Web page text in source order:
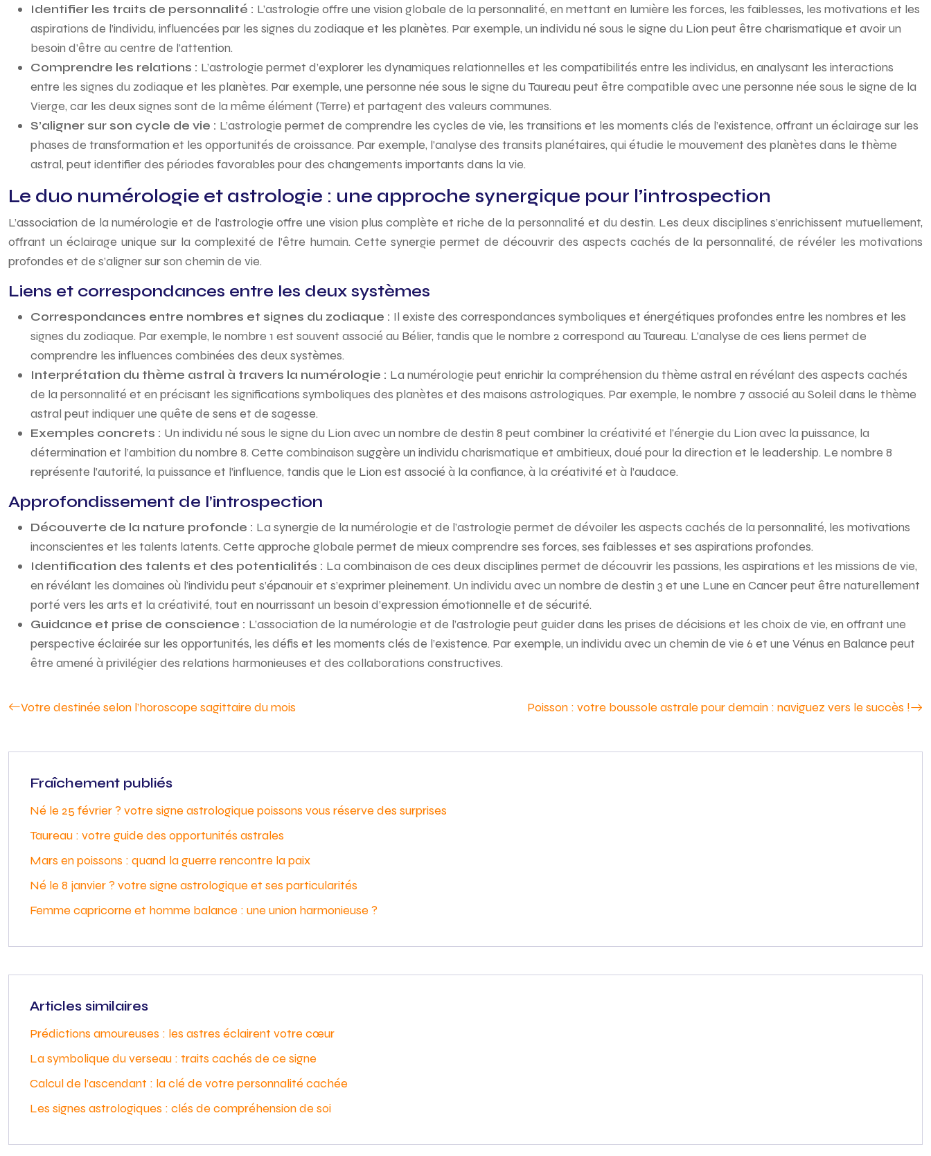
Identifier les traits de personnalité : L’astrologie offre une vision globale de la personnalité, en mettant en lumière les forces, les faiblesses, les motivations et les
aspirations de l’individu, influencées par les signes du zodiaque et les planètes. Par exemple, un individu né sous le signe du Lion peut être charismatique et avoir un
besoin d’être au centre de l’attention.
Comprendre les relations : L’astrologie permet d’explorer les dynamiques relationnelles et les compatibilités entre les individus, en analysant les interactions
entre les signes du zodiaque et les planètes. Par exemple, une personne née sous le signe du Taureau peut être compatible avec une personne née sous le signe de la
Vierge, car les deux signes sont de la même élément (Terre) et partagent des valeurs communes.
S’aligner sur son cycle de vie : L’astrologie permet de comprendre les cycles de vie, les transitions et les moments clés de l’existence, offrant un éclairage sur les
phases de transformation et les opportunités de croissance. Par exemple, l’analyse des transits planétaires, qui étudie le mouvement des planètes dans le thème
astral, peut identifier des périodes favorables pour des changements importants dans la vie.
Le duo numérologie et astrologie : une approche synergique pour l’introspection
L’association de la numérologie et de l’astrologie offre une vision plus complète et riche de la personnalité et du destin. Les deux disciplines s’enrichissent mutuellement,
offrant un éclairage unique sur la complexité de l’être humain. Cette synergie permet de découvrir des aspects cachés de la personnalité, de révéler les motivations
profondes et de s’aligner sur son chemin de vie.
Liens et correspondances entre les deux systèmes
Correspondances entre nombres et signes du zodiaque : Il existe des correspondances symboliques et énergétiques profondes entre les nombres et les
signes du zodiaque. Par exemple, le nombre 1 est souvent associé au Bélier, tandis que le nombre 2 correspond au Taureau. L’analyse de ces liens permet de
comprendre les influences combinées des deux systèmes.
Interprétation du thème astral à travers la numérologie : La numérologie peut enrichir la compréhension du thème astral en révélant des aspects cachés
de la personnalité et en précisant les significations symboliques des planètes et des maisons astrologiques. Par exemple, le nombre 7 associé au Soleil dans le thème
astral peut indiquer une quête de sens et de sagesse.
Exemples concrets : Un individu né sous le signe du Lion avec un nombre de destin 8 peut combiner la créativité et l’énergie du Lion avec la puissance, la
détermination et l’ambition du nombre 8. Cette combinaison suggère un individu charismatique et ambitieux, doué pour la direction et le leadership. Le nombre 8
représente l’autorité, la puissance et l’influence, tandis que le Lion est associé à la confiance, à la créativité et à l’audace.
Approfondissement de l’introspection
Découverte de la nature profonde : La synergie de la numérologie et de l’astrologie permet de dévoiler les aspects cachés de la personnalité, les motivations
inconscientes et les talents latents. Cette approche globale permet de mieux comprendre ses forces, ses faiblesses et ses aspirations profondes.
Identification des talents et des potentialités : La combinaison de ces deux disciplines permet de découvrir les passions, les aspirations et les missions de vie,
en révélant les domaines où l’individu peut s’épanouir et s’exprimer pleinement. Un individu avec un nombre de destin 3 et une Lune en Cancer peut être naturellement
porté vers les arts et la créativité, tout en nourrissant un besoin d’expression émotionnelle et de sécurité.
Guidance et prise de conscience : L’association de la numérologie et de l’astrologie peut guider dans les prises de décisions et les choix de vie, en offrant une
perspective éclairée sur les opportunités, les défis et les moments clés de l’existence. Par exemple, un individu avec un chemin de vie 6 et une Vénus en Balance peut
être amené à privilégier des relations harmonieuses et des collaborations constructives.
Votre destinée selon l’horoscope sagittaire du mois Poisson : votre boussole astrale pour demain : naviguez vers le succès !
Fraîchement publiés
Né le 25 février ? votre signe astrologique poissons vous réserve des surprises
Taureau : votre guide des opportunités astrales
Mars en poissons : quand la guerre rencontre la paix
Né le 8 janvier ? votre signe astrologique et ses particularités
Femme capricorne et homme balance : une union harmonieuse ?
Articles similaires
Prédictions amoureuses : les astres éclairent votre cœur
La symbolique du verseau : traits cachés de ce signe
Calcul de l’ascendant : la clé de votre personnalité cachée
Les signes astrologiques : clés de compréhension de soi